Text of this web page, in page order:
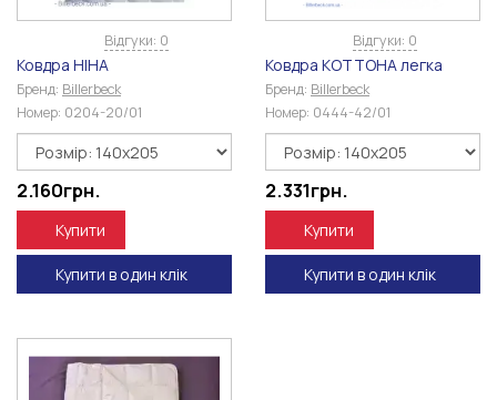
Відгуки: 0
Ковдра НІНА
Бренд: Billerbeck
Номер: 0204-20/01
2.160грн.
Купити
Купити в один клік
Відгуки: 0
Ковдра КОТТОНА легка
Бренд: Billerbeck
Номер: 0444-42/01
2.331грн.
Купити
Купити в один клік